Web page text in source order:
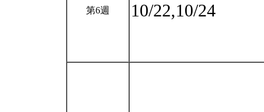
第6週 10/22,10/24